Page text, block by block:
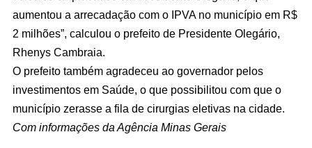
aumentou a arrecadação com o IPVA no município em R$
2 milhões”, calculou o prefeito de Presidente Olegário,
Rhenys Cambraia.
O prefeito também agradeceu ao governador pelos
investimentos em Saúde, o que possibilitou com que o
município zerasse a fila de cirurgias eletivas na cidade.
Com informações da Agência Minas Gerais